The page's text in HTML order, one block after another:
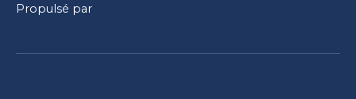
Propulsé par